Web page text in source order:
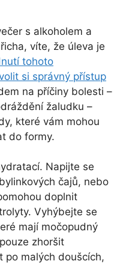
s alkoholem a
víte, že úleva je
tohoto
si správný přístup
na příčiny bolesti –
žaludku –
které vám mohou
do formy.
Napijte se
čajů, nebo
doplnit
Vyhýbejte se
mají močopudný
zhoršit
po malých doušcích,